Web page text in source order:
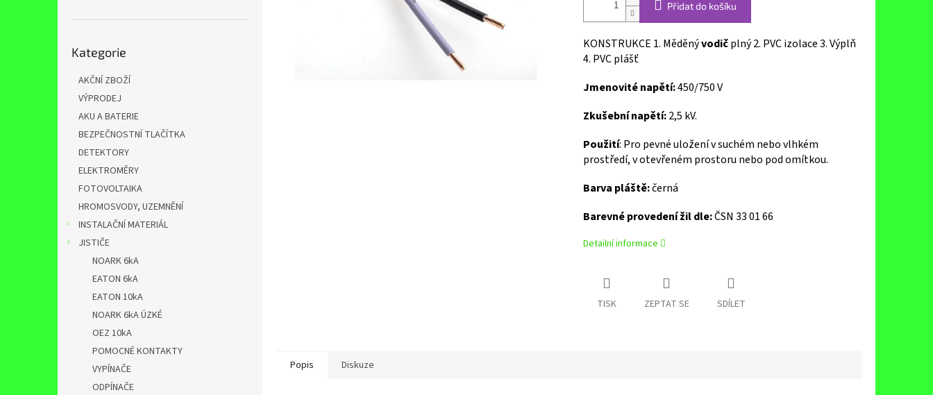
kategorie
Kategorie
AKČNÍ ZBOŽÍ
VÝPRODEJ
AKU A BATERIE
BEZPEČNOSTNÍ TLAČÍTKA
DETEKTORY
ELEKTROMĚRY
FOTOVOLTAIKA
HROMOSVODY, UZEMNĚNÍ
INSTALAČNÍ MATERIÁL
JISTIČE
NOARK 6kA
EATON 6kA
EATON 10kA
NOARK 6kA ÚZKÉ
OEZ 10kA
POMOCNÉ KONTAKTY
VYPÍNAČE
ODPÍNAČE
Přidat do košíku
KONSTRUKCE 1. Měděnývodičplný 2. PVC izolace 3. Výplň
4. PVC plášť
Jmenovité napětí:450/750 V
Zkušební napětí:2,5 kV.
Použití: Pro pevné uložení v suchém nebo vlhkém
prostředí, v otevřeném prostoru nebo pod omítkou.
Barva pláště:černá
Barevné provedení žil dle:ČSN 33 01 66
Detailní informace
TISK ZEPTAT SE SDÍLET
Popis Diskuze